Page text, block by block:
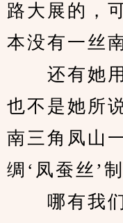
路大展的，
本没有一丝
还有她用
也不是她所
南三角凤山
绸‘凤蚕丝’
哪有我们